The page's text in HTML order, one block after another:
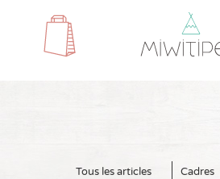
Tous les articles Cadres